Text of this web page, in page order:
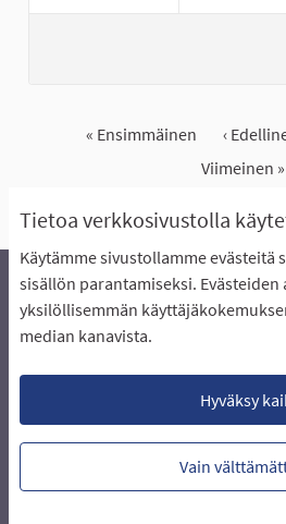
Tietoa verkkosivustolla
Käytämme sivustollamme evästeitä
sisällön parantamiseksi.
yksilöllisemmän
median kanavista.
Hyväksy
Vain
« Ensimmäinen ‹
Viimeinen »
Äänestyksen pikaohjeet
Näin äänestät Asukasbudjetissa
Lataa
Verkkosivusto luotu